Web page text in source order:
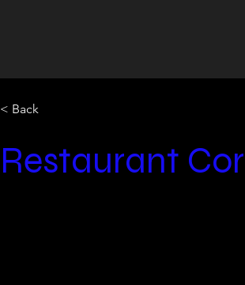
< Back
Restaurant